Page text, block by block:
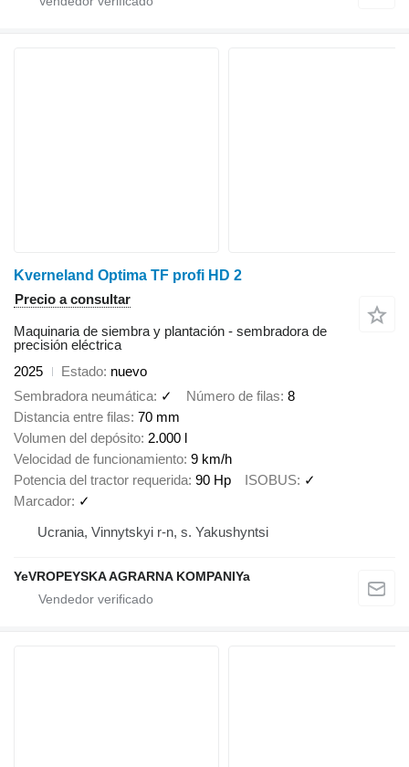
Kverneland Optima TF profi HD 2
Precio a consultar
Maquinaria de siembra y plantación - sembradora de
precisión eléctrica
2025
Estado nuevo
Sembradora neumática ✓ Número de filas 8
Distancia entre filas 70 mm
Volumen del depósito 2.000 l
Velocidad de funcionamiento 9 km/h
Potencia del tractor requerida 90 Hp ISOBUS ✓
Marcador ✓
Ucrania, Vinnytskyi r-n, s. Yakushyntsi
YeVROPEYSKA AGRARNA KOMPANIYa